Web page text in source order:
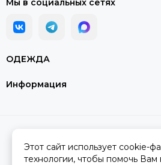
ОДЕЖДА
Информация
Мы в социальных сетях
Сделано вMOSK.STUDIOдля
Этот сайт использует cookie-
технологии, чтобы помочь Вам